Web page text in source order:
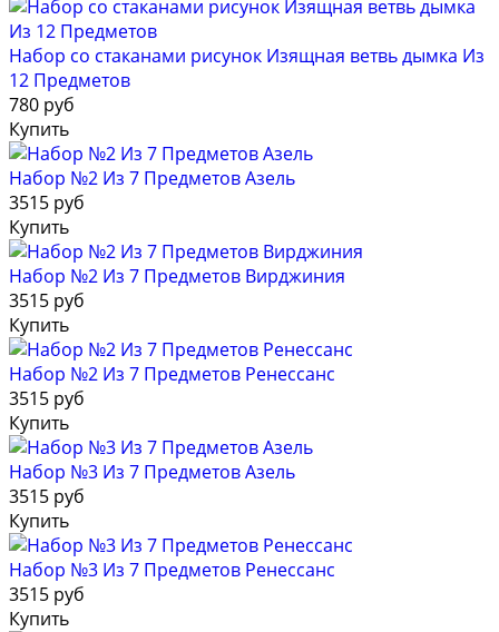
Набор со стаканами рисунок Изящная ветвь дымка Из
12 Предметов
780 руб
Купить
Набор №2 Из 7 Предметов Азель
3515 руб
Купить
Набор №2 Из 7 Предметов Вирджиния
3515 руб
Купить
Набор №2 Из 7 Предметов Ренессанс
3515 руб
Купить
Набор №3 Из 7 Предметов Азель
3515 руб
Купить
Набор №3 Из 7 Предметов Ренессанс
3515 руб
Купить